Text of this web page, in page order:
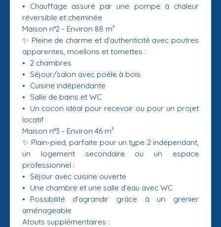
Chauffage assuré par une pompe à chaleur
réversible et cheminée
Maison n°2 - Environ 88 m²
✨ Pleine de charme et d’authenticité avec poutres
apparentes, moellons et tomettes :
2 chambres
Séjour/salon avec poêle à bois
Cuisine indépendante
Salle de bains et WC
Un cocon idéal pour recevoir ou pour un projet
locatif
Maison n°3 - Environ 46 m²
✨ Plain-pied, parfaite pour un type 2 indépendant,
un logement secondaire ou un espace
professionnel :
Séjour avec cuisine ouverte
Une chambre et une salle d’eau avec WC
Possibilité d’agrandir grâce à un grenier
aménageable
Atouts supplémentaires :